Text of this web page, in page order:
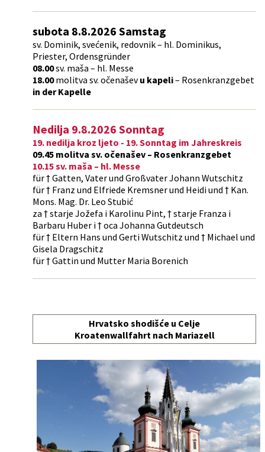
subota 8.8.2026 Samstag
sv. Dominik, svećenik, redovnik – hl. Dominikus,
Priester, Ordensgründer
08.00sv. maša – hl. Messe
18.00molitva sv. očenaševu kapeli– Rosenkranzgebet
in der Kapelle
Nedilja 9.8.2026 Sonntag
19. nedilja kroz ljeto - 19. Sonntag im Jahreskreis
09.45 molitva sv. očenašev – Rosenkranzgebet
10.15 sv. maša – hl. Messe
für † Gatten, Vater und Großvater Johann Wutschitz
für † Franz und Elfriede Kremsner und Heidi und † Kan.
Mons. Mag. Dr. Leo Stubić
za † starje Jožefa i Karolinu Pint, † starje Franza i
Barbaru Huber i † oca Johanna Gutdeutsch
für † Eltern Hans und Gerti Wutschitz und † Michael und
Gisela Dragschitz
für † Gattin und Mutter Maria Borenich
Hrvatsko shodišće u Celje
Kroatenwallfahrt nach Mariazell